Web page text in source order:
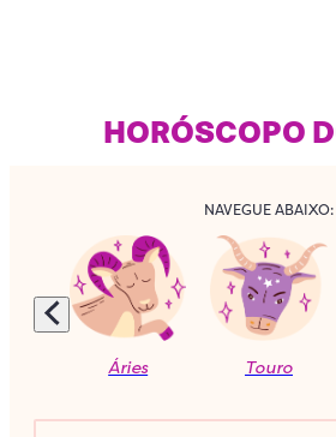
HORÓSCOPO
NAVEGUE ABAIXO:
Áries Touro